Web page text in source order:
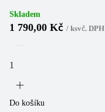
Skladem
1 790,00 Kč / ksvč. DPH
Do košíku